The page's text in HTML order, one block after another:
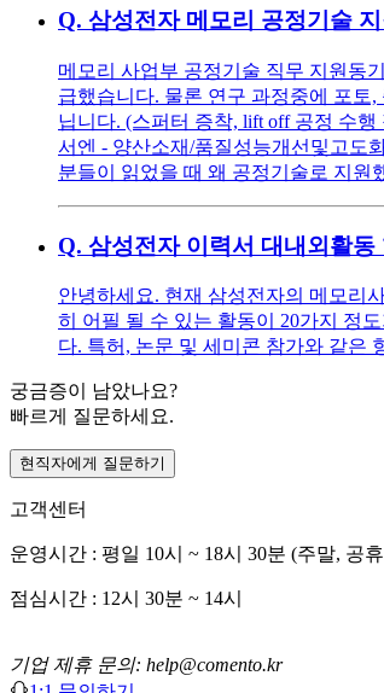
Q. 삼성전자 메모리 공정기술
메모리 사업부 공정기술 직무 지원동
급했습니다. 물론 연구 과정중에 포토
닙니다. (스퍼터 증착, lift off 공정 수
서엔 - 양산소재/품질성능개선및고도
분들이 읽었을 때 왜 공정기술로 지원
Q. 삼성전자 이력서 대내외활
안녕하세요. 현재 삼성전자의 메모리
히 어필 될 수 있는 활동이 20가지 정
다. 특허, 논문 및 세미콘 참가와 같은
궁금증이 남았나요?
빠르게 질문하세요.
현직자에게 질문하기
고객센터
운영시간 : 평일 10시 ~ 18시 30분 (주말, 공
점심시간 : 12시 30분 ~ 14시
기업 제휴 문의: help@comento.kr